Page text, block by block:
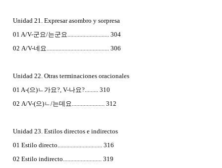
Unidad 21. Expresar asombro y sorpresa
01 A/V-군요/는군요............................ 304
02 A/V-네요.......................................... 306
Unidad 22. Otras terminaciones oracionales
01 A-(으)ㄴ가요?, V-나요?......... 310
02 A/V-(으)ㄴ/는데요...................... 312
Unidad 23. Estilos directos e indirectos
01 Estilo directo.............................. 316
02 Estilo indirecto.......................... 319